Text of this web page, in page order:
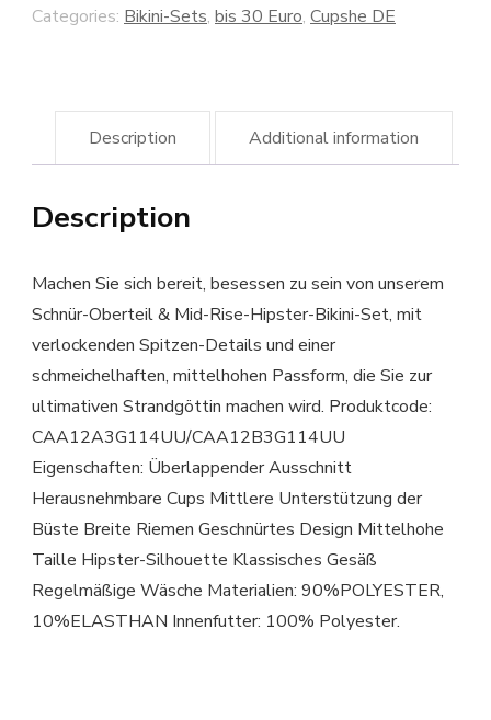
Categories: Bikini-Sets, bis 30 Euro, Cupshe DE
Description Additional information
Description
Machen Sie sich bereit, besessen zu sein von unserem
Schnür-Oberteil & Mid-Rise-Hipster-Bikini-Set, mit
verlockenden Spitzen-Details und einer
schmeichelhaften, mittelhohen Passform, die Sie zur
ultimativen Strandgöttin machen wird. Produktcode:
CAA12A3G114UU/CAA12B3G114UU
Eigenschaften: Überlappender Ausschnitt
Herausnehmbare Cups Mittlere Unterstützung der
Büste Breite Riemen Geschnürtes Design Mittelhohe
Taille Hipster-Silhouette Klassisches Gesäß
Regelmäßige Wäsche Materialien: 90%POLYESTER,
10%ELASTHAN Innenfutter: 100% Polyester.